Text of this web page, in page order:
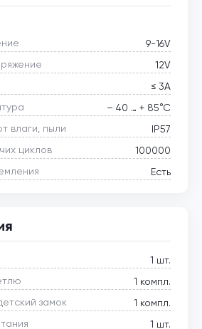
9-16V
12V
≤ 3А
– 40 … + 85°С
влаги, пыли
IP57
циклов
100000
Есть
1 шт.
1 компл.
замок
1 компл.
1 шт.